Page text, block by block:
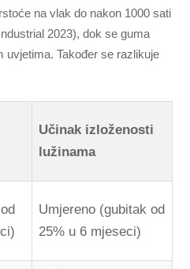
na vlak do nakon 1000 sati
2023), dok se guma
uvjetima. Također se razlikuje
Učinak izloženosti
lužinama
Umjereno (gubitak od
25% u 6 mjeseci)